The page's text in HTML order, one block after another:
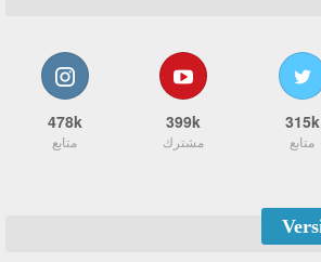
315k
متابع
399k
مشترك
478k
متابع